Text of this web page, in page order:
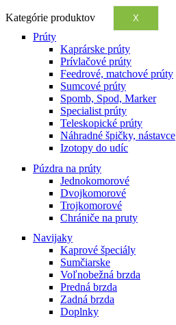
Kategórie produktov X
Prúty
Kaprárske prúty
Prívlačové prúty
Feedrové, matchové prúty
Sumcové prúty
Spomb, Spod, Marker
Specialist prúty
Teleskopické prúty
Náhradné špičky, nástavce
Izotopy do udíc
Púzdra na prúty
Jednokomorové
Dvojkomorové
Trojkomorové
Chrániče na pruty
Navijaky
Kaprové špeciály
Sumčiarske
Voľnobežná brzda
Predná brzda
Zadná brzda
Doplnky